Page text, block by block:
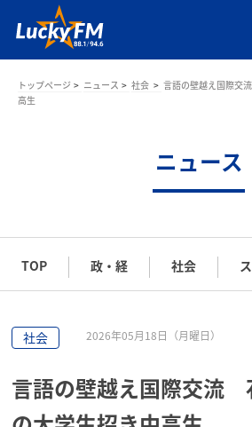
トップページ ニュース 社会
言語の壁越え国際交
高生
ニュース
TOP 政・経 社会
社会 2026年05月18日（月曜日）
言語の壁越え国際交流